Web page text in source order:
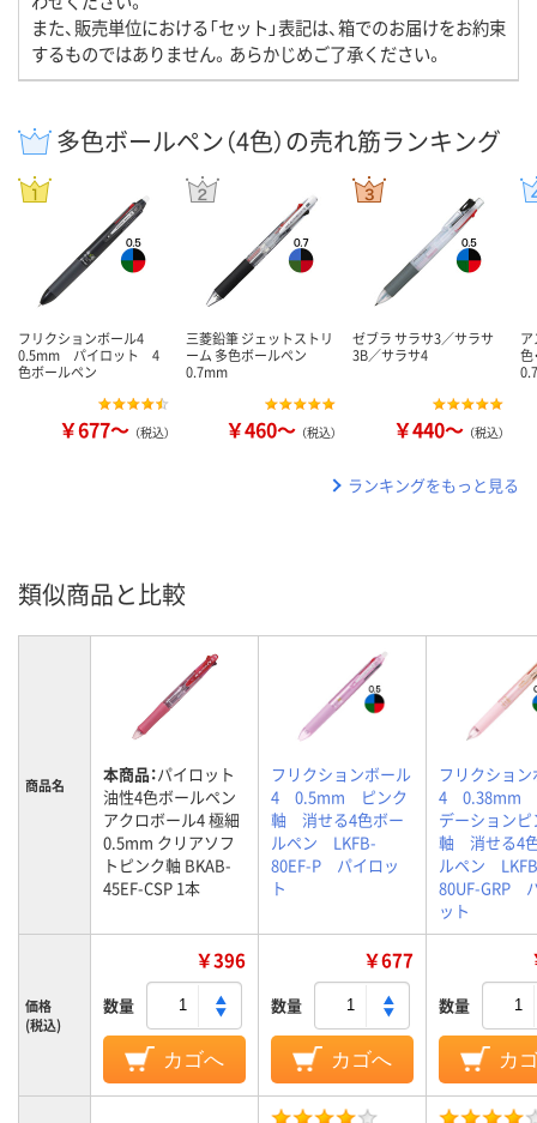
また、販売単位における「セット」表記は、箱でのお届けをお約束
するものではありません。あらかじめご了承ください。
多色ボールペン（4色）の売れ筋ランキング
フリクションボール4
0.5mm パイロット 4
色ボールペン
￥677～ （税込）
三菱鉛筆 ジェットストリ
ーム 多色ボールペン
0.7mm
￥460～ （税込）
ゼブラ サラサ3／サラサ
3B／サラサ4
￥440～ （税込）
ランキングをもっと見る
類似商品と比較
商品名 本商品：パイロット
油性4色ボールペン
アクロボール4 極細
0.5mm クリアソフ
トピンク軸 BKAB-
45EF-CSP 1本
フリクションボール
4 0.5mm ピンク
軸 消せる4色ボー
ルペン LKFB-
80EF-P パイロッ
ト
フリクショ
4 0.38mm
デーションピ
軸 消せる4
ルペン
80UF-GRP
ット
価格
(税込)
￥396
数量
カゴへ
￥677
数量
カゴへ
数量
カ